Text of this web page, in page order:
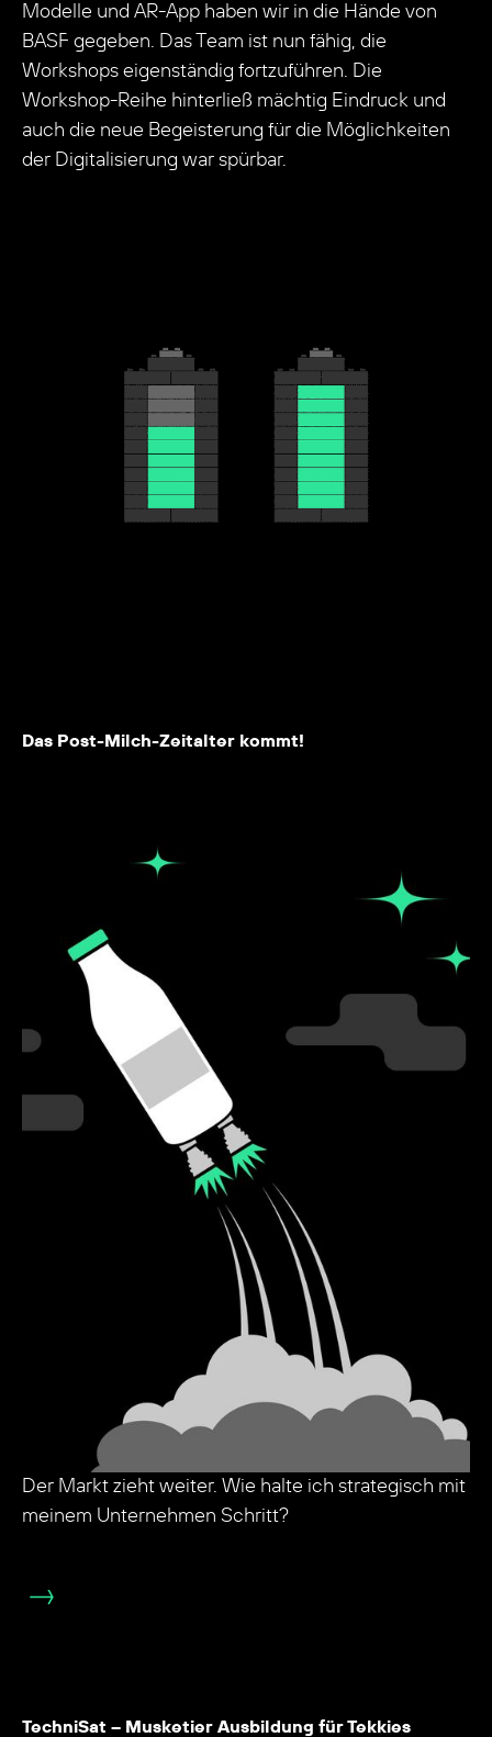
Modelle und AR-App haben wir in die Hände von
BASF gegeben. Das Team ist nun fähig, die
Workshops eigenständig fortzuführen. Die
Workshop-Reihe hinterließ mächtig Eindruck und
auch die neue Begeisterung für die Möglichkeiten
der Digitalisierung war spürbar.
Das Post-Milch-Zeitalter kommt!
Der Markt zieht weiter. Wie halte ich strategisch mit
meinem Unternehmen Schritt?
TechniSat – Musketier Ausbildung für Tekkies